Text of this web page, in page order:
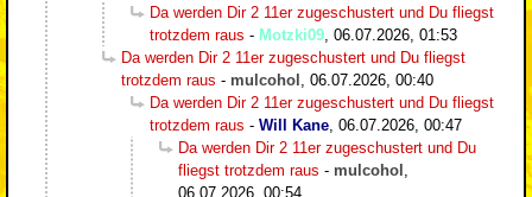
Da werden Dir 2 11er zugeschustert und Du fliegst
trotzdem raus - Motzki09 06.07.2026, 01:53
Da werden Dir 2 11er zugeschustert und Du fliegst
trotzdem raus - mulcohol
06.07.2026, 00:40
Da werden Dir 2 11er zugeschustert und Du fliegst
trotzdem raus - Will Kane 06.07.2026, 00:47
Da werden Dir 2 11er zugeschustert und Du
fliegst trotzdem raus - mulcohol
06.07.2026, 00:54